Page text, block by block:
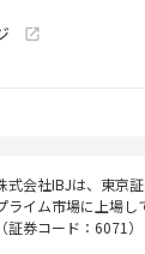
式会社IBJは、東京
ライム市場に上場し
（証券コード：6071）